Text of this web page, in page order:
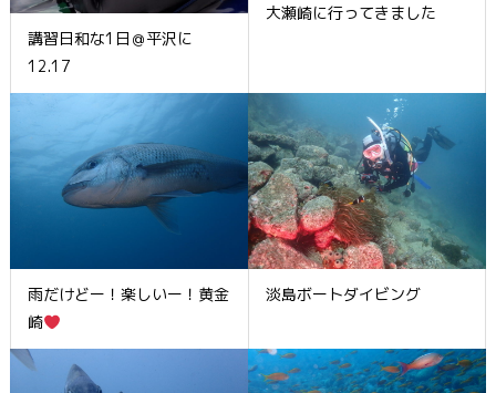
講習日和な1日＠平沢に
12.17
大瀬崎に行ってきました
雨だけどー！楽しいー！黄金
崎
淡島ボートダイビング